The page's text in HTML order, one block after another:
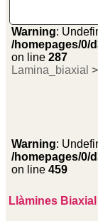
Warning:
/homepages/0/
on line287
Lamina_biaxial
Warning:
/homepages/0/
on line459
Llàmines Biaxial